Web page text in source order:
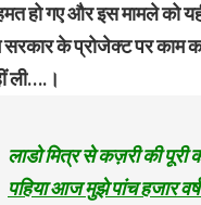
हो गए और इस मामले को
के प्रोजेक्ट पर काम
ली….।
लाडो मित्र से कज़री की
पहिया आज मुझे पांच हजार